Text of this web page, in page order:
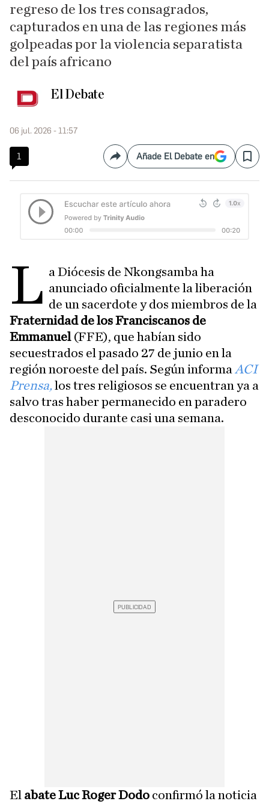
regreso de los tres consagrados,
capturados en una de las regiones más
golpeadas por la violencia separatista
del país africano
El Debate
06 jul. 2026 - 11:57
1 CompartirAñade El Debate en Save
L a Diócesis de Nkongsamba ha
anunciado oficialmente la liberación
de un sacerdote y dos miembros de la
Fraternidad de los Franciscanos de
Emmanuel (FFE), que habían sido
secuestrados el pasado 27 de junio en la
región noroeste del país. Según informa ACI
Prensa,los tres religiosos se encuentran ya a
salvo tras haber permanecido en paradero
desconocido durante casi una semana.
El abate Luc Roger Dodo confirmó la noticia